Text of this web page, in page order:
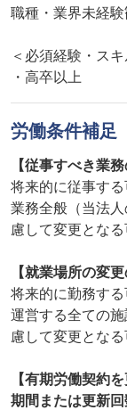
職種・業界未経験
＜必須経験・ス
・高卒以上
労働条件補足
【従事すべき業
将来的に従事す
業務全般（当法
慮して変更となる
【就業場所の変更
将来的に勤務す
運営する全ての
慮して変更となる
【有期労働契約
期間または更新回